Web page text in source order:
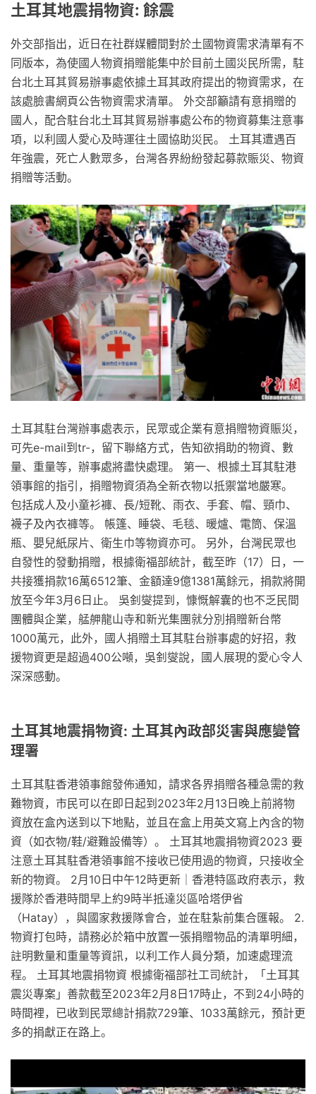
土耳其地震捐物資: 餘震
外交部指出，近日在社群媒體間對於土國物資需求清單有不
同版本，為使國人物資捐贈能集中於目前土國災民所需，駐
台北土耳其貿易辦事處依據土耳其政府提出的物資需求，在
該處臉書網頁公告物資需求清單。 外交部籲請有意捐贈的
國人，配合駐台北土耳其貿易辦事處公布的物資募集注意事
項，以利國人愛心及時運往土國協助災民。 土耳其遭遇百
年強震，死亡人數眾多，台灣各界紛紛發起募款賑災、物資
捐贈等活動。
土耳其駐台灣辦事處表示，民眾或企業有意捐贈物資賑災，
可先e-mail到tr-，留下聯絡方式，告知欲捐助的物資、數
量、重量等，辦事處將盡快處理。 第一、根據土耳其駐港
領事館的指引，捐贈物資須為全新衣物以抵禦當地嚴寒。
包括成人及小童衫褲、長/短靴、雨衣、手套、帽、頸巾、
襪子及內衣褲等。 帳篷、睡袋、毛毯、暖爐、電筒、保溫
瓶、嬰兒紙尿片、衛生巾等物資亦可。 另外，台灣民眾也
自發性的發動捐贈，根據衛福部統計，截至昨（17）日，一
共接獲捐款16萬6512筆、金額達9億1381萬餘元，捐款將開
放至今年3月6日止。 吳釗燮提到，慷慨解囊的也不乏民間
團體與企業，艋舺龍山寺和新光集團就分別捐贈新台幣
1000萬元，此外，國人捐贈土耳其駐台辦事處的好招，救
援物資更是超過400公噸，吳釗燮說，國人展現的愛心令人
深深感動。
土耳其地震捐物資: 土耳其內政部災害與應變管
理署
土耳其駐香港領事館發佈通知，請求各界捐贈各種急需的救
難物資，市民可以在即日起到2023年2月13日晚上前將物
資放在盒內送到以下地點，並且在盒上用英文寫上內含的物
資（如衣物/鞋/避難設備等）。 土耳其地震捐物資2023 要
注意土耳其駐香港領事館不接收已使用過的物資，只接收全
新的物資。 2月10日中午12時更新｜香港特區政府表示，救
援隊於香港時間早上約9時半抵達災區哈塔伊省
（Hatay），與國家救援隊會合，並在駐紮前集合匯報。 2.
物資打包時，請務必於箱中放置一張捐贈物品的清單明細，
註明數量和重量等資訊，以利工作人員分類，加速處理流
程。 土耳其地震捐物資 根據衛福部社工司統計，「土耳其
震災專案」善款截至2023年2月8日17時止，不到24小時的
時間裡，已收到民眾總計捐款729筆、1033萬餘元，預計更
多的捐獻正在路上。